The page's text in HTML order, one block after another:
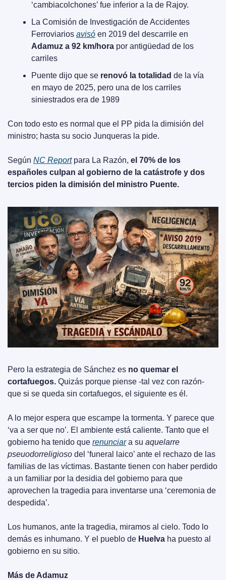
‘cambiacolchones’ fue inferior a la de Rajoy.
La Comisión de Investigación de Accidentes
Ferroviarios avisó
Adamuz a 92 km/hora por antigüedad de los
carriles
Puente dijo que se renovó la totalidad de la vía
en mayo de 2025, pero una de los carriles
siniestrados era de 1989
Con todo esto es normal que el PP pida la dimisión del
ministro; hasta su socio Junqueras la pide.
Según NC Report para La Razón, el 70% de los
españoles culpan al gobierno de la catástrofe y dos
tercios piden la dimisión del ministro Puente.
Pero la estrategia de Sánchez es no quemar el
cortafuegos. Quizás porque piense -tal vez con razón-
que si se queda sin cortafuegos, el siguiente es él.
A lo mejor espera que escampe la tormenta. Y parece que
‘va a ser que no’. El ambiente está caliente. Tanto que el
gobierno ha tenido que renunciar a su aquelarre
pseuodorreligioso del ‘funeral laico’ ante el rechazo de las
familias de las víctimas. Bastante tienen con haber perdido
a un familiar por la desidia del gobierno para que
aprovechen la tragedia para inventarse una ‘ceremonia de
despedida’.
Los humanos, ante la tragedia, miramos al cielo. Todo lo
demás es inhumano. Y el pueblo de Huelva ha puesto al
gobierno en su sitio.
Más de Adamuz